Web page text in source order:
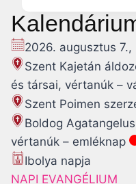
r
e
d
ő
n
y
t
?
s
y
2026. augusztus 7.,
Szent Kajetán
és társai, vértanúk –
Szent Poimen
Boldog
vértanúk – emléknap
Ibolya napja
NAPI EVANGÉLIUM